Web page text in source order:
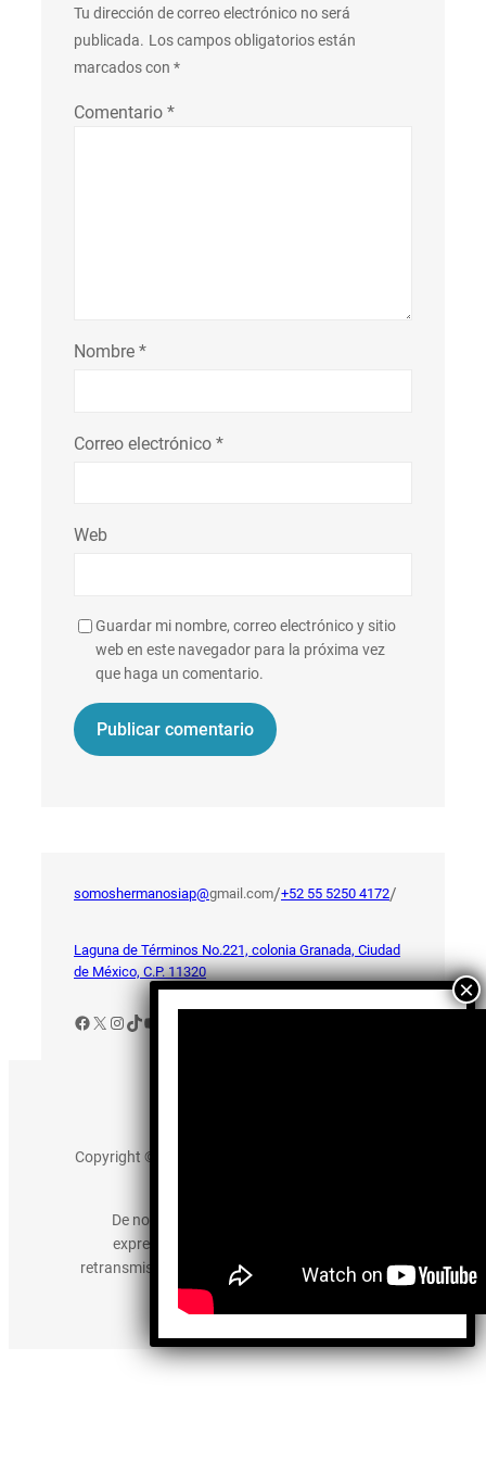
Tu dirección de correo electrónico no será
publicada. Los campos obligatorios están
marcados con *
Comentario *
Nombre *
Correo electrónico *
Web
Guardar mi nombre, correo electrónico y sitio
web en este navegador para la próxima vez
que haga un comentario.
somoshermanosiap@gmail.com/+52 55 5250 4172/
Laguna de Términos No.221, colonia Granada, Ciudad
de México, C.P. 11320
Facebook
X Instagram
TikTok
YouTube
Copyright © 2025 somos-hermanos.mx. Todos los
De no existir previa autorización, queda
expresamente prohibida la publicación,
retransmisión, edición y cualquier otro uso de los
contenidos.